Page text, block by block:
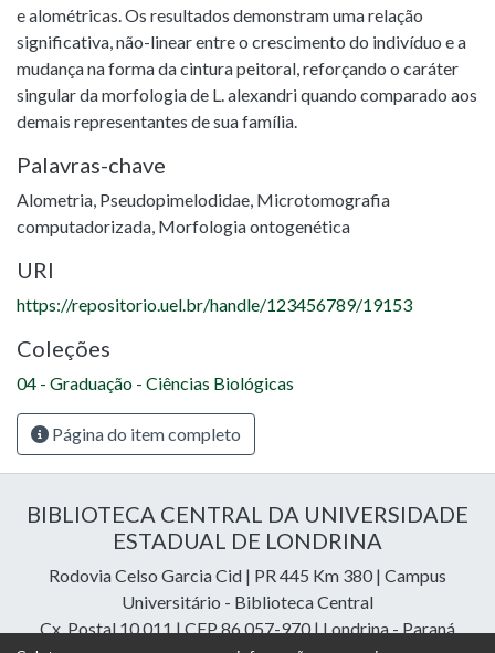
e alométricas. Os resultados demonstram uma relação
significativa, não-linear entre o crescimento do indivíduo e a
mudança na forma da cintura peitoral, reforçando o caráter
singular da morfologia de L. alexandri quando comparado aos
demais representantes de sua família.
Palavras-chave
Alometria, Pseudopimelodidae, Microtomografia
computadorizada, Morfologia ontogenética
URI
https://repositorio.uel.br/handle/123456789/19153
Coleções
04 - Graduação - Ciências Biológicas
Página do item completo
BIBLIOTECA CENTRAL DA UNIVERSIDADE
ESTADUAL DE LONDRINA
Rodovia Celso Garcia Cid | PR 445 Km 380 | Campus
Universitário - Biblioteca Central
Cx. Postal 10.011 | CEP 86.057-970 | Londrina - Paraná